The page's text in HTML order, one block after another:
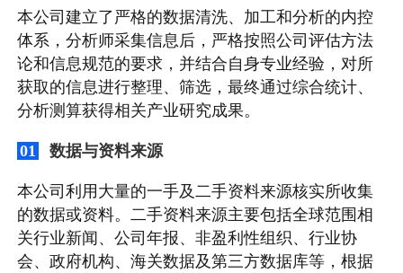
本公司建立了严格的数据清洗、加工和分析的内控
体系，分析师采集信息后，严格按照公司评估方法
论和信息规范的要求，并结合自身专业经验，对所
获取的信息进行整理、筛选，最终通过综合统计、
分析测算获得相关产业研究成果。
01 数据与资料来源
本公司利用大量的一手及二手资料来源核实所收集
的数据或资料。二手资料来源主要包括全球范围相
关行业新闻、公司年报、非盈利性组织、行业协
会、政府机构、海关数据及第三方数据库等，根据